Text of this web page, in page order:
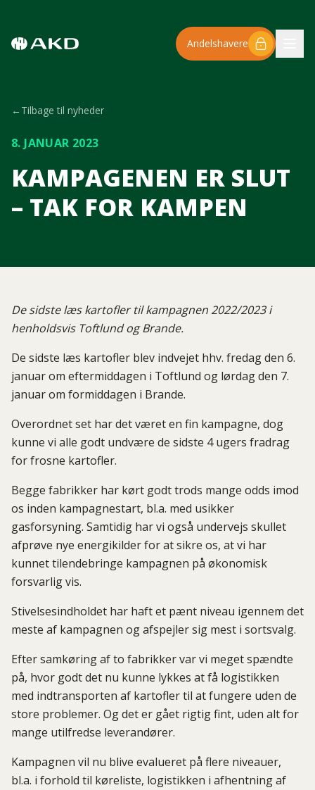
Andelshavere
←Tilbage til nyheder
8. JANUAR 2023
KAMPAGENEN ER SLUT
– TAK FOR KAMPEN
De sidste læs kartofler til kampagnen 2022/2023 i
henholdsvis Toftlund og Brande.
De sidste læs kartofler blev indvejet hhv. fredag den 6.
januar om eftermiddagen i Toftlund og lørdag den 7.
januar om formiddagen i Brande.
Overordnet set har det været en fin kampagne, dog
kunne vi alle godt undvære de sidste 4 ugers fradrag
for frosne kartofler.
Begge fabrikker har kørt godt trods mange odds imod
os inden kampagnestart, bl.a. med usikker
gasforsyning. Samtidig har vi også undervejs skullet
afprøve nye energikilder for at sikre os, at vi har
kunnet tilendebringe kampagnen på økonomisk
forsvarlig vis.
Stivelsesindholdet har haft et pænt niveau igennem det
meste af kampagnen og afspejler sig mest i sortsvalg.
Efter samkøring af to fabrikker var vi meget spændte
på, hvor godt det nu kunne lykkes at få logistikken
med indtransporten af kartofler til at fungere uden de
store problemer. Og det er gået rigtig fint, uden alt for
mange utilfredse leverandører.
Kampagnen vil nu blive evalueret på flere niveauer,
bl.a. i forhold til køreliste, logistikken i afhentning af